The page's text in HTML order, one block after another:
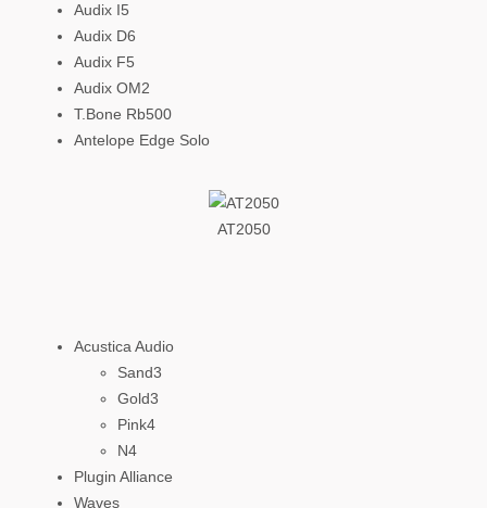
Audix I5
Audix D6
Audix F5
Audix OM2
T.Bone Rb500
Antelope Edge Solo
AT2050
Acustica Audio
Sand3
Gold3
Pink4
N4
Plugin Alliance
Waves